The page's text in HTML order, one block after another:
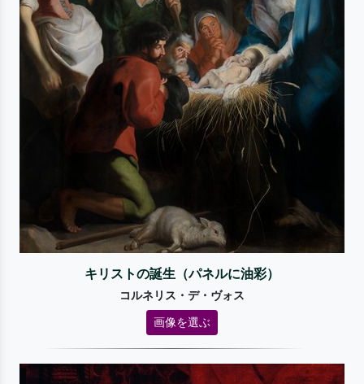
キリストの誕生（パネルに油彩）
コルネリス・デ・ヴォス
画像を選ぶ